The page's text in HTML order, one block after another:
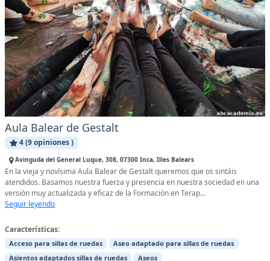
Aula Balear de Gestalt
4 (9 opiniones )
Avinguda del General Luque, 308, 07300 Inca, Illes Balears
En la vieja y novísima Aula Balear de Gestalt queremos que os sintáis
atendidos. Basamos nuestra fuerza y presencia en nuestra sociedad en una
versión muy actualizada y eficaz de la Formación en Terap...
Seguir leyendo
Características:
Acceso para sillas de ruedas
Aseo adaptado para sillas de ruedas
Asientos adaptados sillas de ruedas
Aseos